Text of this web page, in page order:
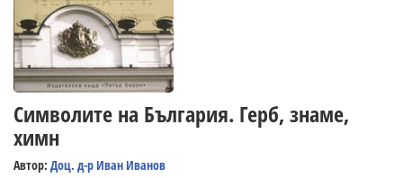
Символите на България. Герб, знаме,
химн
Автор: Доц. д-р Иван Иванов